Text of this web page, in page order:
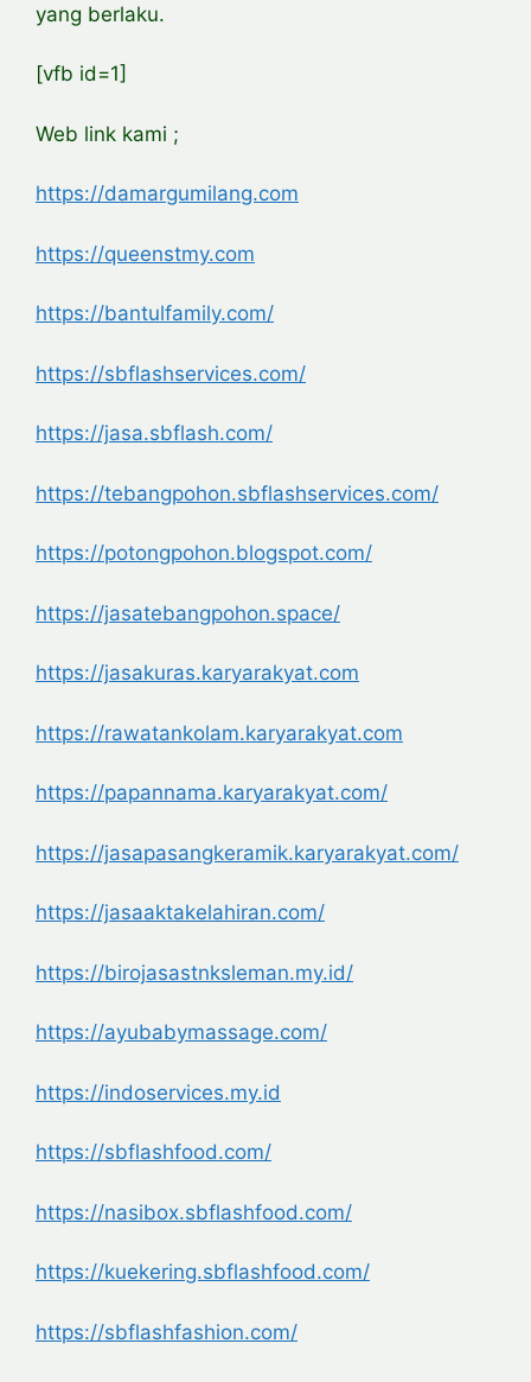
yang berlaku.
[vfb id=1]
Web link kami ;
https://damargumilang.com
https://queenstmy.com
https://bantulfamily.com/
https://sbflashservices.com/
https://jasa.sbflash.com/
https://tebangpohon.sbflashservices.com/
https://potongpohon.blogspot.com/
https://jasatebangpohon.space/
https://jasakuras.karyarakyat.com
https://rawatankolam.karyarakyat.com
https://papannama.karyarakyat.com/
https://jasapasangkeramik.karyarakyat.com/
https://jasaaktakelahiran.com/
https://birojasastnksleman.my.id/
https://ayubabymassage.com/
https://indoservices.my.id
https://sbflashfood.com/
https://nasibox.sbflashfood.com/
https://kuekering.sbflashfood.com/
https://sbflashfashion.com/